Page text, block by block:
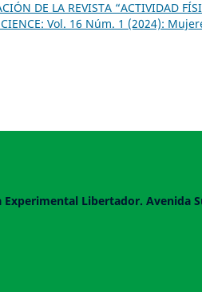
DE LA REVISTA “ACTIVIDAD
Vol. 16 Núm. 1 (2024):
Libertador. Avenida